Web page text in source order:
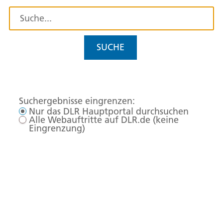
SUCHE
Suchergebnisse eingrenzen:
Nur das DLR Hauptportal durchsuchen
Alle Webauftritte auf DLR.de (keine
Eingrenzung)